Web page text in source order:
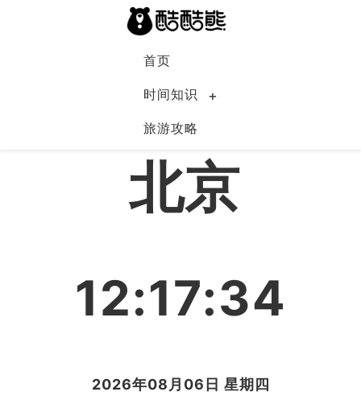
首页
时间知识
旅游攻略
中国
北京
12:17:34
2026年08月06日 星期四